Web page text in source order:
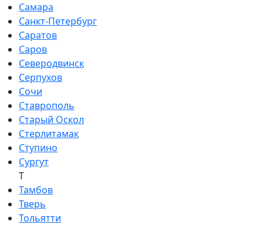
Самара
Санкт-Петербург
Саратов
Саров
Северодвинск
Серпухов
Сочи
Ставрополь
Старый Оскол
Стерлитамак
Ступино
Сургут
Т
Тамбов
Тверь
Тольятти